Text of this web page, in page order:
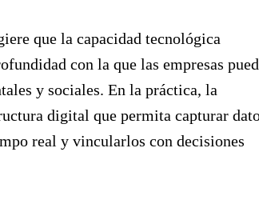
que la capacidad tecnológica
con la que las empresas
y sociales. En la práctica, la
digital que permita capturar
real y vincularlos con decisiones